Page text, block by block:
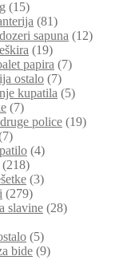
(15)
(81)
sapuna (12)
(19)
papira (7)
ostalo (7)
kupatila (5)
(7)
police (19)
(4)
(218)
(3)
(279)
slavine (28)
(5)
bide (9)